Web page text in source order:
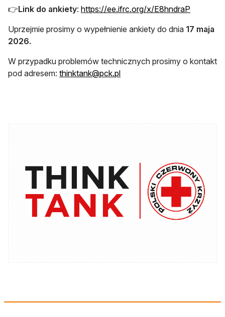
👉Link do ankiety: https://ee.ifrc.org/x/E8hndraP
Uprzejmie prosimy o wypełnienie ankiety do dnia 17 maja
2026.
W przypadku problemów technicznych prosimy o kontakt
pod adresem: thinktank@pck.plotwiera się w nowej karcie